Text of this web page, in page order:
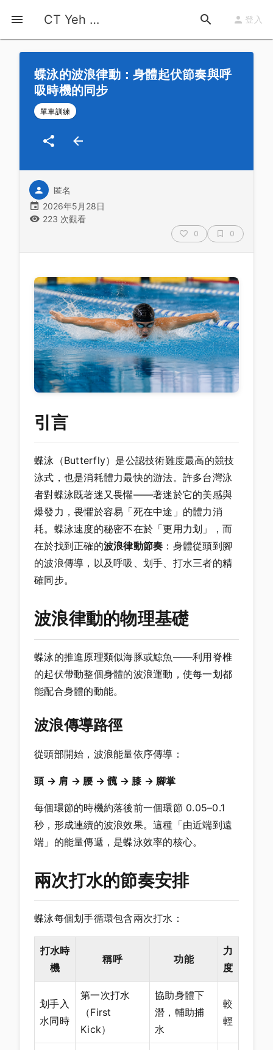
CT Yeh 公路車基地 登入
首頁 運動知識
蝶泳的波浪律動：身體起伏節奏與呼
吸時機的同步
單車訓練
匿名
2026年5月28日
223 次觀看
0 0
引言
蝶泳（Butterfly）是公認技術難度最高的競技
泳式，也是消耗體力最快的游法。許多台灣泳
者對蝶泳既著迷又畏懼——著迷於它的美感與
爆發力，畏懼於容易「死在中途」的體力消
耗。蝶泳速度的秘密不在於「更用力划」，而
在於找到正確的波浪律動節奏 ：身體從頭到腳
的波浪傳導，以及呼吸、划手、打水三者的精
確同步。
波浪律動的物理基礎
蝶泳的推進原理類似海豚或鯨魚——利用脊椎
的起伏帶動整個身體的波浪運動，使每一划都
能配合身體的動能。
波浪傳導路徑
從頭部開始，波浪能量依序傳導：
頭 → 肩 → 腰 → 髖 → 膝 → 腳掌
每個環節的時機約落後前一個環節 0.05–0.1
秒，形成連續的波浪效果。這種「由近端到遠
端」的能量傳遞，是蝶泳效率的核心。
兩次打水的節奏安排
蝶泳每個划手循環包含兩次打水：
打水時
機
稱呼 功能
力
度
划手入
水同時
第一次打水
（First
Kick）
協助身體下
潛，輔助捕
水
較
輕